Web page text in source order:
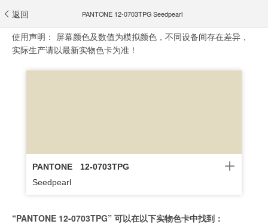
返回 PANTONE 12-0703TPG Seedpearl
使用声明： 屏幕颜色及数值为模拟颜色，不同设备间存在差异，
实际生产请以最新实物色卡为准！
PANTONE
12-0703TPG
Seedpearl
“PANTONE 12-0703TPG” 可以在以下实物色卡中找到：